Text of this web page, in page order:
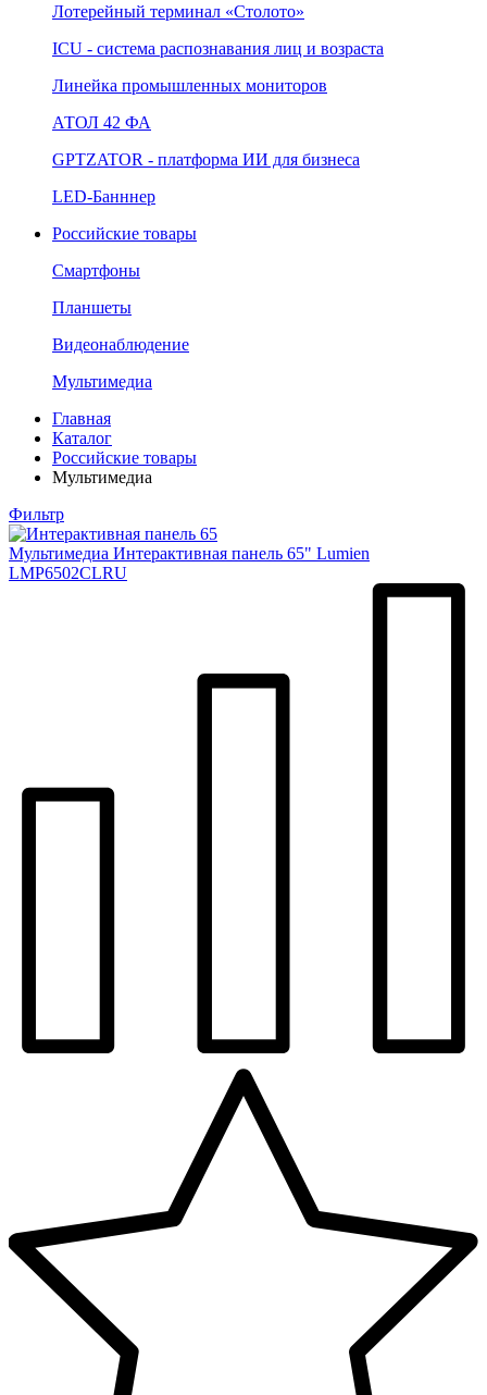
Лотерейный терминал «Столото»
ICU - система распознавания лиц и возраста
Линейка промышленных мониторов
АТОЛ 42 ФА
GPTZATOR - платформа ИИ для бизнеса
LED-Банннер
Российские товары
Смартфоны
Планшеты
Видеонаблюдение
Мультимедиа
Главная
Каталог
Российские товары
Мультимедиа
Фильтр
Мультимедиа Интерактивная панель 65" Lumien
LMP6502CLRU